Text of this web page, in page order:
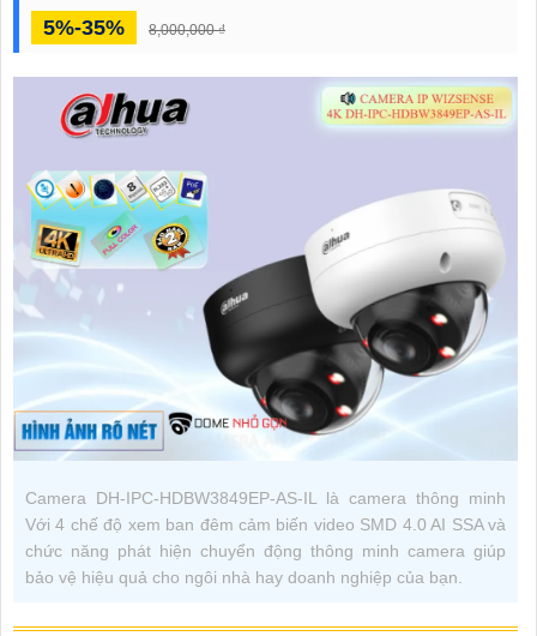
5%-35% 8,000,000 ₫
Camera DH-IPC-HDBW3849EP-AS-IL là camera thông minh
Với 4 chế độ xem ban đêm cảm biến video SMD 4.0 AI SSA và
chức năng phát hiện chuyển động thông minh camera giúp
bảo vệ hiệu quả cho ngôi nhà hay doanh nghiệp của bạn.